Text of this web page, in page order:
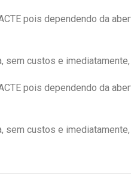
pois dependendo da
custos e imediatamente,
pois dependendo da
sem custos e